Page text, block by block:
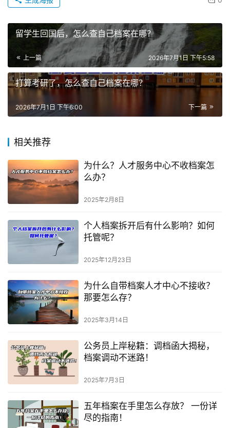
留学生回国后，怎么查自己档案在哪？
上一篇 2026年7月1日 下午5:58
打算考研了，怎么查自己档案在哪？
下一篇
2026年7月1日 下午6:00
相关推荐
为什么？人才服务中心不收档案怎
么办？
2025年2月8日
个人档案拆开后有什么影响？如何
托管呢？
2025年12月23日
为什么自带档案人才中心不接收？
那要怎么存？
2025年3月14日
公务员上岸秘籍：调档函大揭秘，
档案调动不迷路！
2025年7月3日
五年档案在手里怎么存放？ 一份详
尽的指南！